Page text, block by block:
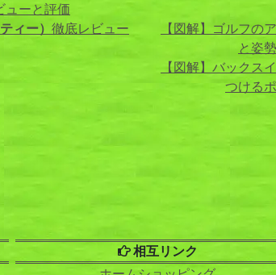
ューと評価
ィー） 徹底レビュー
【図解】ゴルフの
と姿
【図解】バックス
つける
相互リンク